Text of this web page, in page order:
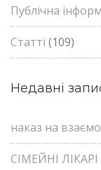
Публічна
Статті (109)
Недавні
наказ на
СІМЕЙНІ